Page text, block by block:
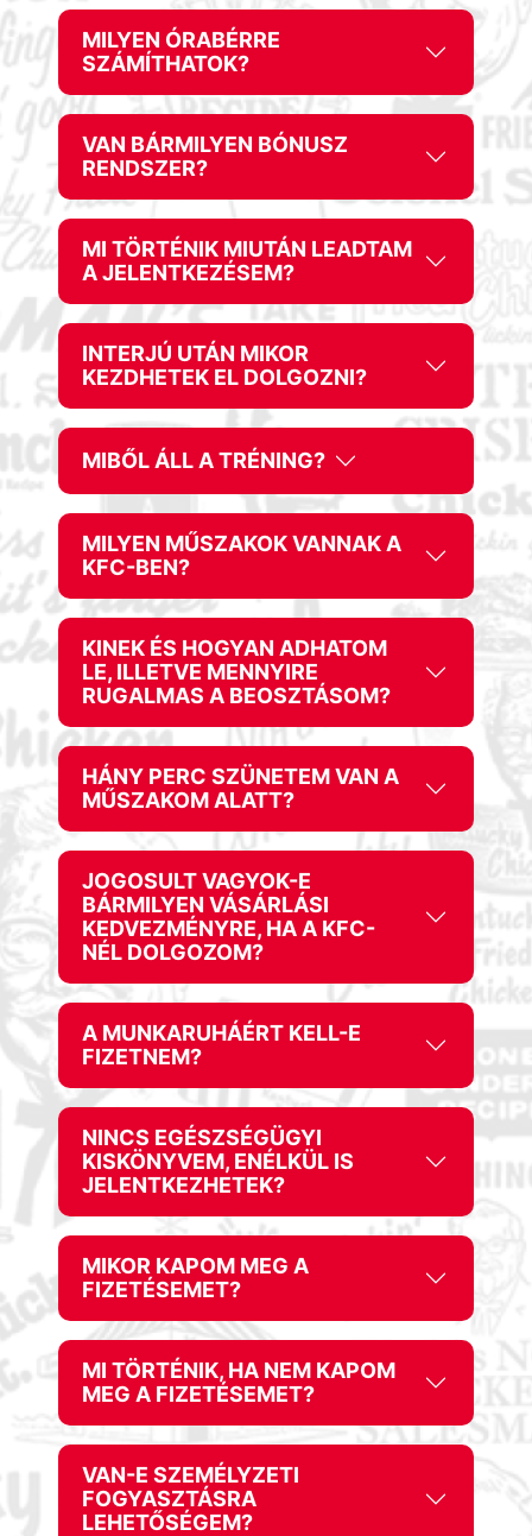
MILYEN ÓRABÉRRE
SZÁMÍTHATOK?
VAN BÁRMILYEN BÓNUSZ
RENDSZER?
MI TÖRTÉNIK MIUTÁN LEADTAM
A JELENTKEZÉSEM?
INTERJÚ UTÁN MIKOR
KEZDHETEK EL DOLGOZNI?
MIBŐL ÁLL A TRÉNING?
MILYEN MŰSZAKOK VANNAK A
KFC-BEN?
KINEK ÉS HOGYAN ADHATOM
LE, ILLETVE MENNYIRE
RUGALMAS A BEOSZTÁSOM?
HÁNY PERC SZÜNETEM VAN A
MŰSZAKOM ALATT?
JOGOSULT VAGYOK-E
BÁRMILYEN VÁSÁRLÁSI
KEDVEZMÉNYRE, HA A KFC-
NÉL DOLGOZOM?
A MUNKARUHÁÉRT KELL-E
FIZETNEM?
NINCS EGÉSZSÉGÜGYI
KISKÖNYVEM, ENÉLKÜL IS
JELENTKEZHETEK?
MIKOR KAPOM MEG A
FIZETÉSEMET?
MI TÖRTÉNIK, HA NEM KAPOM
MEG A FIZETÉSEMET?
VAN-E SZEMÉLYZETI
FOGYASZTÁSRA
LEHETŐSÉGEM?